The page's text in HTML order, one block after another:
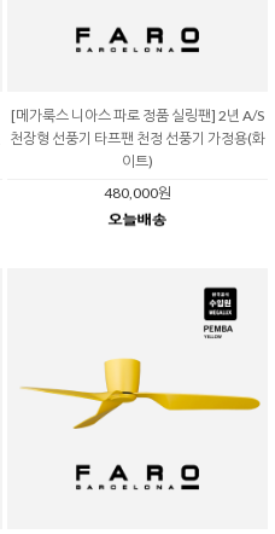
[메가룩스 니아스 파로 정품 실링팬] 2년 A/S
천장형 선풍기 타프팬 천정 선풍기 가정용(화
이트)
480,000원